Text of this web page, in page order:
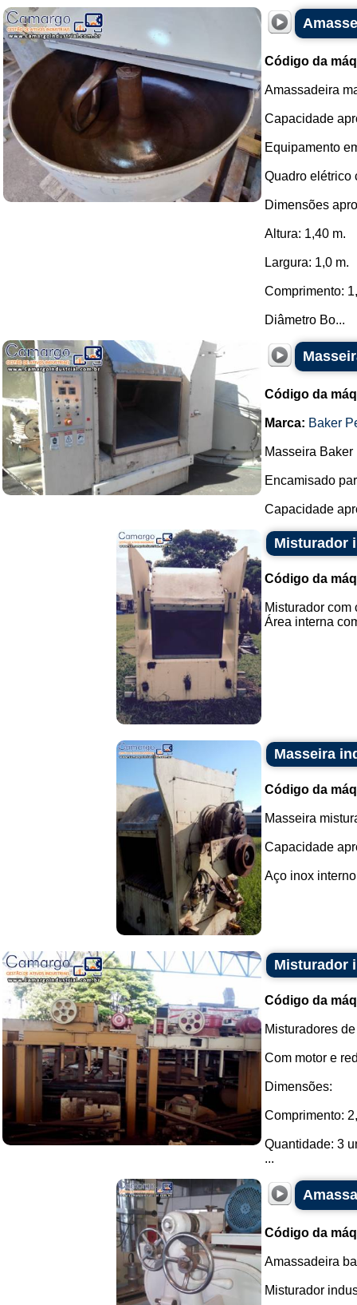
Código da
Amassadeira
Capacidade
Equipamento
Quadro elétrico
Dimensões
Altura: 1,40 m.
Largura: 1,0 m.
Comprimento:
Diâmetro Bo...
Código da
Marca: Baker
Masseira
Encamisado
Capacidade
Misturador
Código da
Misturador
Área interna
Masseira
Código da
Masseira
Capacidade
Aço inox
Misturador
Código da
Misturadores
Com motor e
Dimensões:
Comprimento:
Quantidade: 3
...
Código da
Amassadeira
Misturador